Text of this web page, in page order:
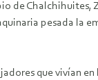
de Chalchihuites,
pesada la
que vivían en